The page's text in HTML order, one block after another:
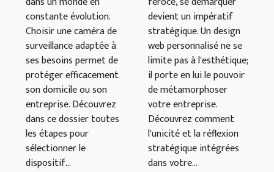
constante évolution.
Choisir une caméra de
surveillance adaptée à
ses besoins permet de
protéger efficacement
son domicile ou son
entreprise. Découvrez
dans ce dossier toutes
les étapes pour
sélectionner le
dispositif...
entreprise
devient un impératif
stratégique. Un design
web personnalisé ne se
limite pas à l'esthétique;
il porte en lui le pouvoir
de métamorphoser
votre entreprise.
Découvrez comment
l'unicité et la réflexion
stratégique intégrées
dans votre...